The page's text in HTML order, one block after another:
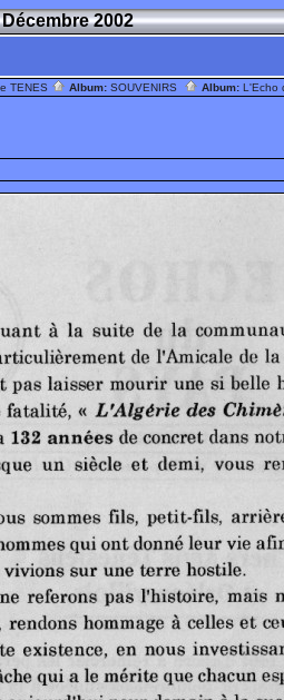
2002
TENES Album: SOUVENIRS Album: L'Echo